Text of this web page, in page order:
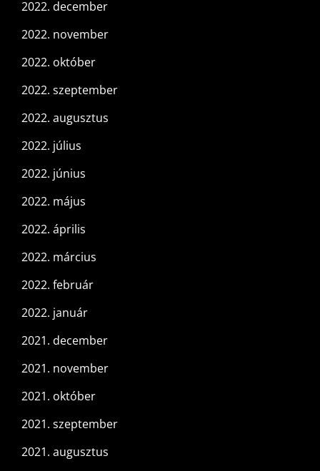
2022. december
2022. november
2022. október
2022. szeptember
2022. augusztus
2022. július
2022. június
2022. május
2022. április
2022. március
2022. február
2022. január
2021. december
2021. november
2021. október
2021. szeptember
2021. augusztus